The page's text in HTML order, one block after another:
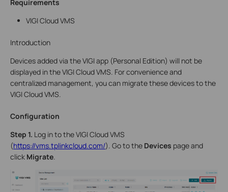
Requirements
VIGI Cloud VMS
Introduction
Devices added via the VIGI app (Personal Edition) will not be
displayed in the VIGI Cloud VMS. For convenience and
centralized management, you can migrate these devices to the
VIGI Cloud VMS.
Configuration
Step 1. Log in to the VIGI Cloud VMS
(https://vms.tplinkcloud.com/). Go to the Devices page and
click Migrate